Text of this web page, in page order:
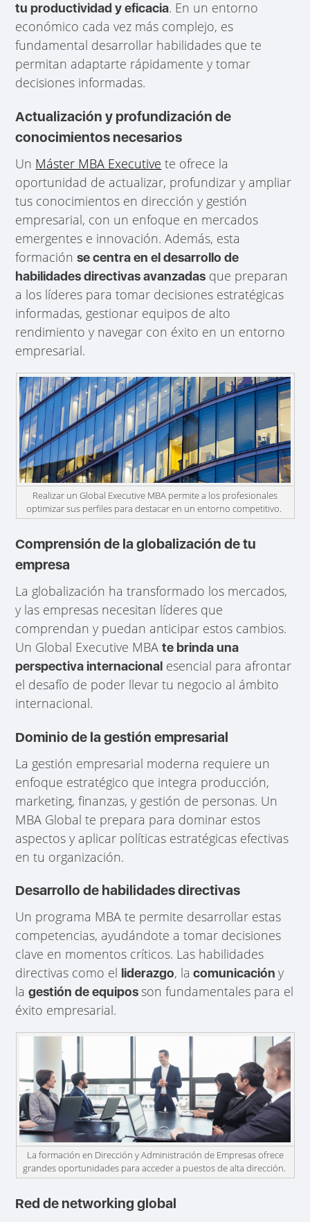
tu productividad y eficacia. En un entorno
económico cada vez más complejo, es
fundamental desarrollar habilidades que te
permitan adaptarte rápidamente y tomar
decisiones informadas.
Actualización y profundización de
conocimientos necesarios
Un Máster MBA Executive te ofrece la
oportunidad de actualizar, profundizar y ampliar
tus conocimientos en dirección y gestión
empresarial, con un enfoque en mercados
emergentes e innovación. Además, esta
formaciónse centra en el desarrollo de
habilidades directivas avanzadas que preparan
a los líderes para tomar decisiones estratégicas
informadas, gestionar equipos de alto
rendimiento y navegar con éxito en un entorno
empresarial.
Realizar un Global Executive MBA permite a los profesionales
optimizar sus perfiles para destacar en un entorno competitivo.
Comprensión de la globalización de tu
empresa
La globalización ha transformado los mercados,
y las empresas necesitan líderes que
comprendan y puedan anticipar estos cambios.
Un Global Executive MBAte brinda una
perspectiva internacional esencial para afrontar
el desafío de poder llevar tu negocio al ámbito
internacional.
Dominio de la gestión empresarial
La gestión empresarial moderna requiere un
enfoque estratégico que integra producción,
marketing, finanzas, y gestión de personas. Un
MBA Global te prepara para dominar estos
aspectos y aplicar políticas estratégicas efectivas
en tu organización.
Desarrollo de habilidades directivas
Un programa MBA te permite desarrollar estas
competencias, ayudándote a tomar decisiones
clave en momentos críticos. Las habilidades
directivas como el liderazgo, la comunicacióny
lagestión de equiposson fundamentales para el
éxito empresarial.
La formación en Dirección y Administración de Empresas ofrece
grandes oportunidades para acceder a puestos de alta dirección.
Red de networking global